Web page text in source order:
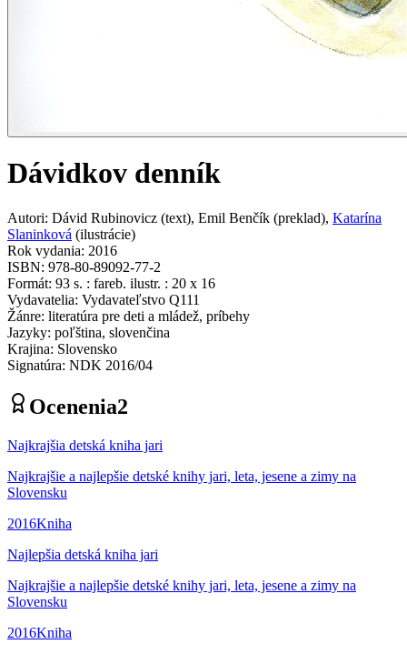
Dávidkov denník
Autori: Dávid Rubinovicz (text), Emil Benčík (preklad), Katarína
Slaninková (ilustrácie)
Rok vydania: 2016
ISBN: 978-80-89092-77-2
Formát: 93 s. : fareb. ilustr. : 20 x 16
Vydavatelia: Vydavateľstvo Q111
Žánre: literatúra pre deti a mládež, príbehy
Jazyky: poľština, slovenčina
Krajina: Slovensko
Signatúra: NDK 2016/04
Ocenenia2
Najkrajšia detská kniha jari
Najkrajšie a najlepšie detské knihy jari, leta, jesene a zimy na
Slovensku
2016Kniha
Najlepšia detská kniha jari
Najkrajšie a najlepšie detské knihy jari, leta, jesene a zimy na
Slovensku
2016Kniha